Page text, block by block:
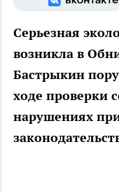
Серьезная
возникла в
Бастрыкин
ходе проверки
нарушениях